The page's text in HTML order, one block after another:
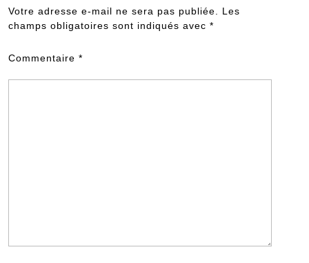
Votre adresse e-mail ne sera pas publiée.
Les
champs obligatoires sont indiqués avec *
Commentaire *